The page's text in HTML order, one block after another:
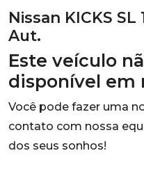
Nissan KICKS SL
Aut.
Este veículo
disponível em
Você pode fazer uma
contato com nossa
dos seus sonhos!